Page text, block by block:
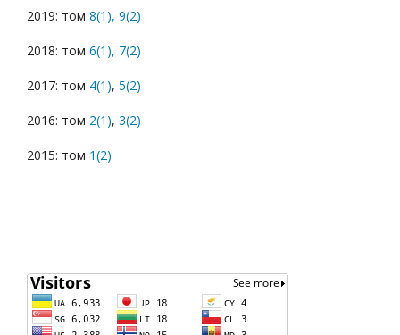
2019: том 8(1), 9(2)
2018: том 6(1), 7(2)
2017: том 4(1), 5(2)
2016: том 2(1), 3(2)
2015: том 1(2)